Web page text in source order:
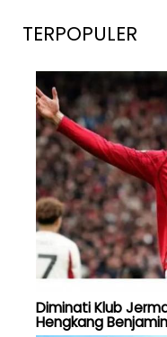
TERPOPULER
Diminati Klub
Hengkang